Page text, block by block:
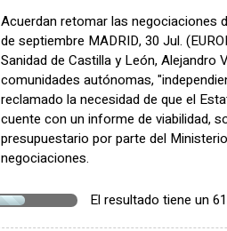
Acuerdan retomar las negociaciones
de septiembre MADRID, 30 Jul.
Sanidad de Castilla y León, Alejandro
comunidades autónomas,
reclamado la necesidad de que el
cuente con un informe de viabilidad,
presupuestario por parte del
negociaciones.
El resultado tiene un